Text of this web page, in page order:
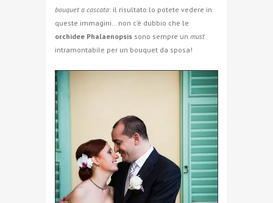
bouquet a cascata: il risultato lo potete vedere in
queste immagini… non c’è dubbio che le
orchidee Phalaenopsis sono sempre un must
intramontabile per un bouquet da sposa!